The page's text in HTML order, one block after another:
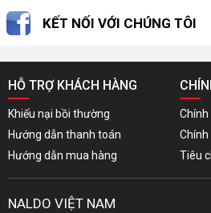
KẾT NỐI VỚI CHÚNG TÔI
HỖ TRỢ KHÁCH HÀNG
Khiếu nại bồi thường
Hướng dẫn thanh toán
Hướng dẫn mua hàng
Tiêu
NALDO VIỆT NAM